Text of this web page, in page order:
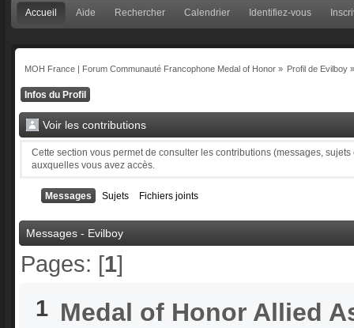
Accueil Aide Rechercher Calendrier Identifiez-vous
MOH France | Forum Communauté Francophone Medal of Honor» Profil de Evilboy
Infos du Profil
Voir les contributions
Cette section vous permet de consulter les contributions (messages,
auxquelles vous avez accès.
Messages Sujets Fichiers joints
Messages - Evilboy
Pages: [1]
1 Medal of Honor Allied